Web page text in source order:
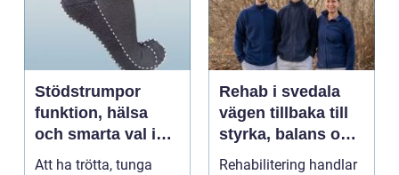
Stödstrumpor
funktion, hälsa
och smarta val i
vardagen
Att ha trötta, tunga
Rehab i svedala
vägen tillbaka till
styrka, balans och
vardag
Rehabilitering handlar